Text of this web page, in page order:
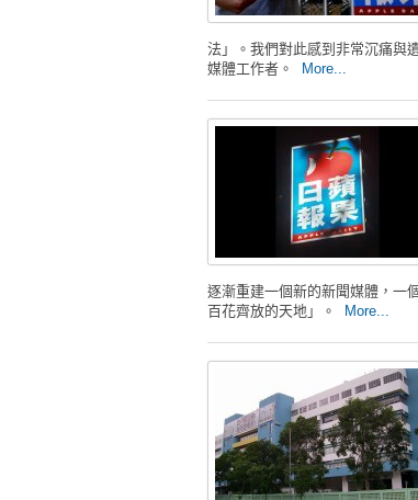
法」。我們對此感到非常沉痛與
媒體工作者。
More...
逐漸重建一個新的新聞媒體，一
百花齊放的天地」。
More...